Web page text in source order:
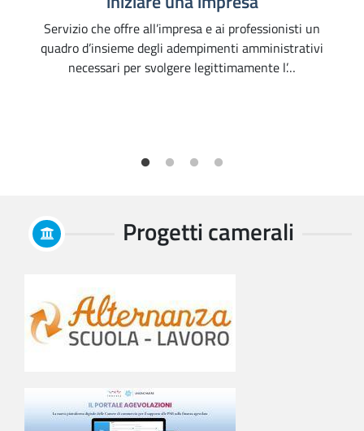
Servizio che offre all’impresa e ai professionisti un
quadro d’insieme degli adempimenti amministrativi
necessari per svolgere legittimamente l’…
Progetti camerali